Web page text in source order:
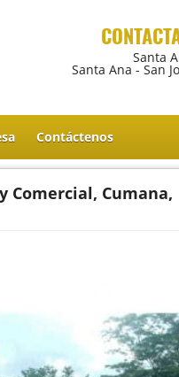
Santa
Santa Ana - San
Contáctenos
Comercial, Cumana,